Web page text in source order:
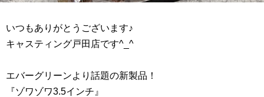
いつもありがとうございます♪
キャスティング戸田店です^_^
エバーグリーンより話題の新製品！
『ゾワゾワ3.5インチ』